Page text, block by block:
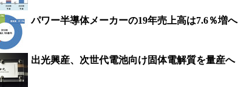
パワー半導体メーカーの19年売上高は7.6％増へ
出光興産、次世代電池向け固体電解質を量産へ